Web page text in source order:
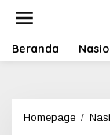
t
Beranda
Homepage /